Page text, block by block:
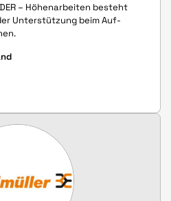
– Höhenarbeiten besteht
Unterstützung beim Auf-